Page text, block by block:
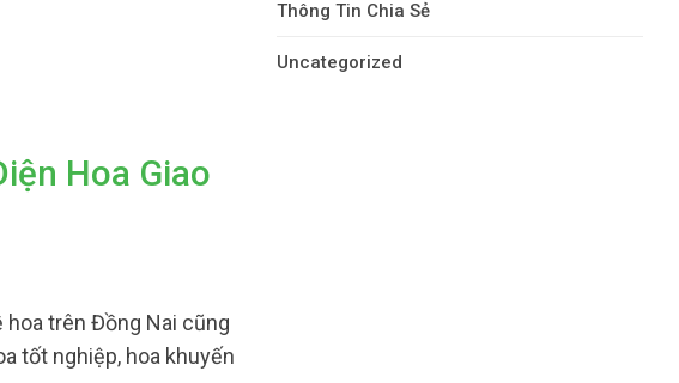
Hoa Giao
trên Đồng Nai cũng
tốt nghiệp, hoa khuyến
Thông Tin Chia Sẻ
Uncategorized